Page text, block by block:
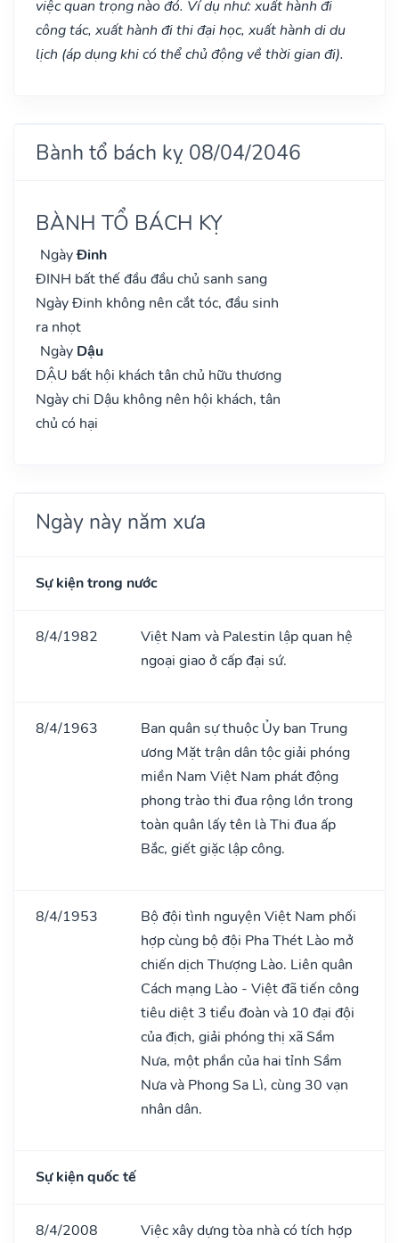
việc quan trọng nào đó. Ví dụ như: xuất hành đi
công tác, xuất hành đi thi đại học, xuất hành di du
lịch (áp dụng khi có thể chủ động về thời gian đi).
Bành tổ bách kỵ 08/04/2046
BÀNH TỔ BÁCH KỴ
NgàyĐinh
ĐINH bất thế đầu đầu chủ sanh sang
Ngày Đinh không nên cắt tóc, đầu sinh
ra nhọt
Ngày Dậu
DẬU bất hội khách tân chủ hữu thương
Ngày chi Dậu không nên hội khách, tân
chủ có hại
Ngày này năm xưa
Sự kiện trong nước
8/4/1982
Việt Nam và Palestin lập quan hệ
ngoại giao ở cấp đại sứ.
8/4/1963
Ban quân sự thuộc Ủy ban Trung
ương Mặt trận dân tộc giải phóng
miền Nam Việt Nam phát động
phong trào thi đua rộng lớn trong
toàn quân lấy tên là Thi đua ấp
Bắc, giết giặc lập công.
8/4/1953
Bộ đội tình nguyện Việt Nam phối
hợp cùng bộ đội Pha Thét Lào mở
chiến dịch Thượng Lào. Liên quân
Cách mạng Lào - Việt đã tiến công
tiêu diệt 3 tiểu đoàn và 10 đại đội
của địch, giải phóng thị xã Sầm
Nưa, một phần của hai tỉnh Sầm
Nưa và Phong Sa Lì, cùng 30 vạn
nhân dân.
Sự kiện quốc tế
8/4/2008
Việc xây dựng tòa nhà có tích hợp